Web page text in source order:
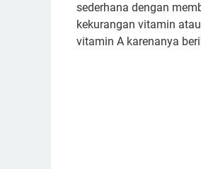
sederhana dengan
kekurangan vitamin
vitamin A karenanya